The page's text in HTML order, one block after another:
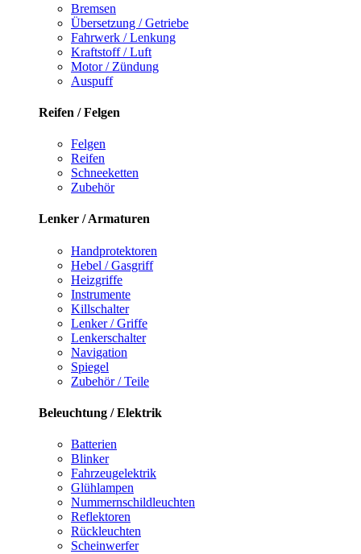
Bremsen
Übersetzung / Getriebe
Fahrwerk / Lenkung
Kraftstoff / Luft
Motor / Zündung
Auspuff
Reifen / Felgen
Felgen
Reifen
Schneeketten
Zubehör
Lenker / Armaturen
Handprotektoren
Hebel / Gasgriff
Heizgriffe
Instrumente
Killschalter
Lenker / Griffe
Lenkerschalter
Navigation
Spiegel
Zubehör / Teile
Beleuchtung / Elektrik
Batterien
Blinker
Fahrzeugelektrik
Glühlampen
Nummernschildleuchten
Reflektoren
Rückleuchten
Scheinwerfer